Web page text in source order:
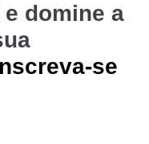
domine a
se